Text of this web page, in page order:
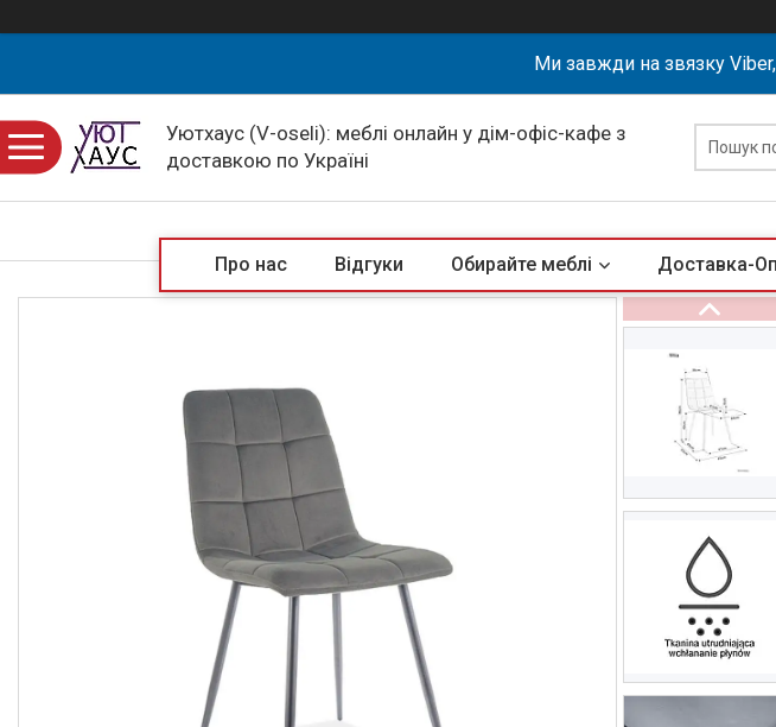
Ми завжди на звязку Viber,
Уютхаус (V-oseli): меблі онлайн у дім-офіс-кафе з
доставкою по Україні
Про нас Відгуки Обирайте меблі Доставка-